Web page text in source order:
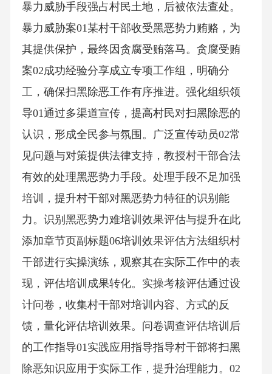
暴力威胁手段强占村民土地，后被依法查处。
暴力威胁案01某村干部收受黑恶势力贿赂，为
其提供保护，最终因贪腐受贿落马。贪腐受贿
案02成功经验分享成立专项工作组，明确分
工，确保扫黑除恶工作有序推进。强化组织领
导01通过多渠道宣传，提高村民对扫黑除恶的
认识，形成全民参与氛围。广泛宣传动员02常
见问题与对策提供法律支持，教授村干部合法
有效的处理黑恶势力手段。处理手段不足加强
培训，提升村干部对黑恶势力特征的识别能
力。识别黑恶势力难培训效果评估与提升在此
添加章节页副标题06培训效果评估方法组织村
干部进行实操演练，观察其在实际工作中的表
现，评估培训成果转化。实操考核评估通过设
计问卷，收集村干部对培训内容、方式的反
馈，量化评估培训效果。问卷调查评估培训后
的工作指导01实践应用指导指导村干部将扫黑
除恶知识应用于实际工作，提升治理能力。02